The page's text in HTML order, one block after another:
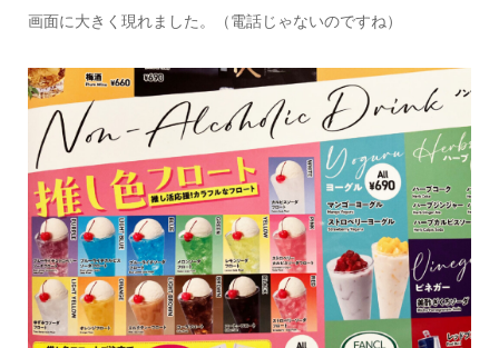
画面に大きく現れました。（電話じゃないのですね）